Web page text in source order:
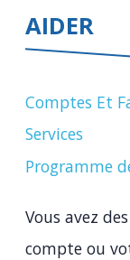
AIDER
Comptes Et
Services
Programme
Vous avez
compte ou